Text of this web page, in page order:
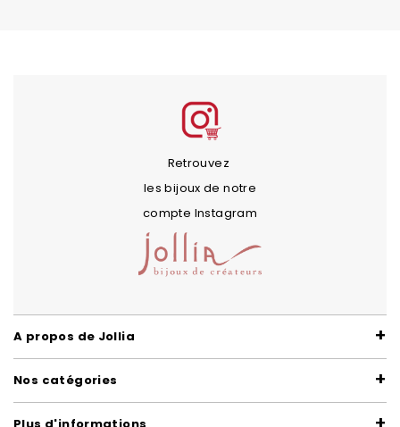
Retrouvez
les bijoux de notre
compte Instagram
A propos de Jollia
Nos catégories